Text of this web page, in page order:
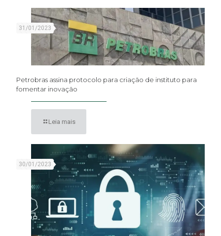
31/01/2023
Petrobras assina protocolo para criação de instituto para
fomentar inovação
Leia mais
30/01/2023